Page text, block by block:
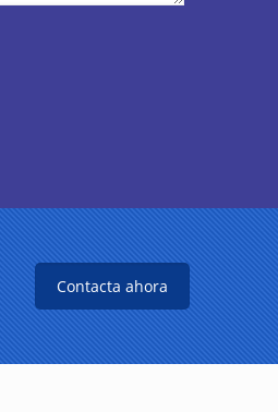
Contacta ahora